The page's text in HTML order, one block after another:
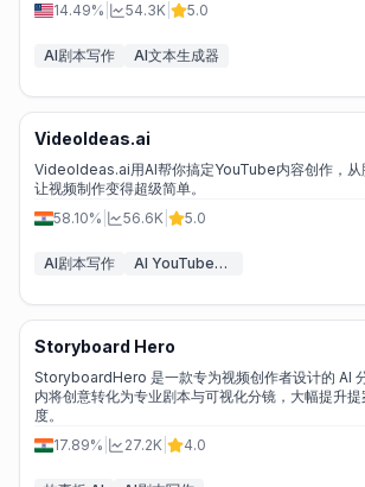
14.49%
54.3K 5.0
AI剧本写作 AI文本生成器
VideoIdeas.ai
VideoIdeas.ai用AI帮你搞定YouTube内容创作，从
让视频制作变得超级简单。
58.10%
56.6K 5.0
AI剧本写作 AI YouTube助手
Storyboard Hero
StoryboardHero 是一款专为视频创作者设计的 AI
内将创意转化为专业剧本与可视化分镜，大幅提升
度。
17.89%
27.2K 4.0